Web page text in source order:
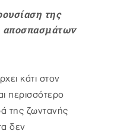
της
αποσπασμάτων
κάτι στον
περισσότερο
της ζωντανής
δεν